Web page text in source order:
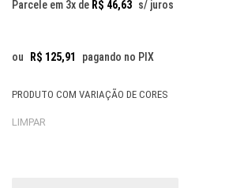
Parcele em 3x de R$ 46,63 s/ juros
ou R$ 125,91 pagando no PIX
PRODUTO COM VARIAÇÃO DE CORES
LIMPAR